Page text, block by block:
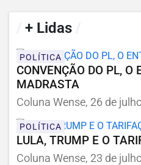
+ Lidas
POLÍTICA
CONVENÇÃO DO PL, O
MADRASTA
Coluna Wense, 26 de
POLÍTICA
LULA, TRUMP E O
Coluna Wense, 23 de